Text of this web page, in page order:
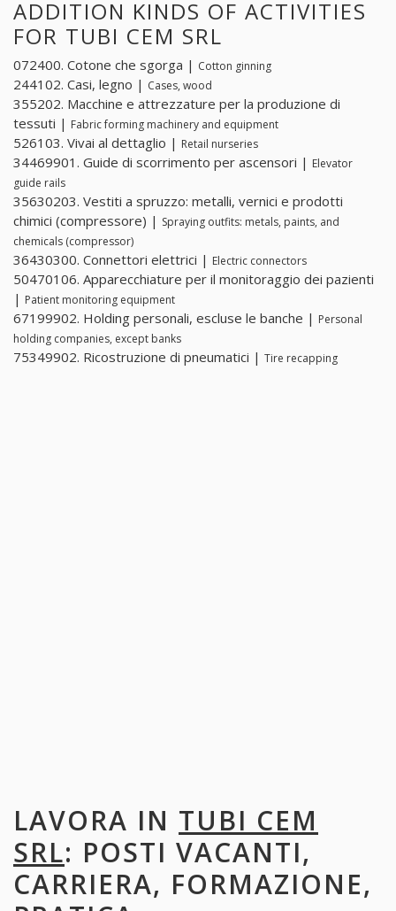
ADDITION KINDS OF ACTIVITIES
FOR TUBI CEM SRL
072400. Cotone che sgorga | Cotton ginning
244102. Casi, legno | Cases, wood
355202. Macchine e attrezzature per la produzione di
tessuti | Fabric forming machinery and equipment
526103. Vivai al dettaglio | Retail nurseries
34469901. Guide di scorrimento per ascensori | Elevator
guide rails
35630203. Vestiti a spruzzo: metalli, vernici e prodotti
chimici (compressore) | Spraying outfits: metals, paints, and
chemicals (compressor)
36430300. Connettori elettrici | Electric connectors
50470106. Apparecchiature per il monitoraggio dei pazienti
| Patient monitoring equipment
67199902. Holding personali, escluse le banche | Personal
holding companies, except banks
75349902. Ricostruzione di pneumatici | Tire recapping
LAVORA IN TUBI CEM
SRL: POSTI VACANTI,
CARRIERA, FORMAZIONE,